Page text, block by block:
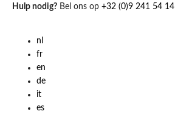
Hulp nodig? Bel ons op +32 (0)9 241 54 14
nl
fr
en
de
it
es